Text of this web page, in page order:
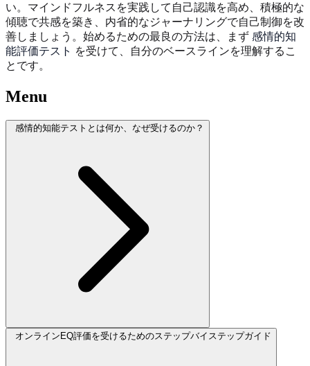
い。マインドフルネスを実践して自己認識を高め、積極的な
傾聴で共感を築き、内省的なジャーナリングで自己制御を改
善しましょう。始めるための最良の方法は、まず 感情的知
能評価テスト を受けて、自分のベースラインを理解するこ
とです。
Menu
感情的知能テストとは何か、なぜ受けるのか？
オンラインEQ評価を受けるためのステップバイステップガイド